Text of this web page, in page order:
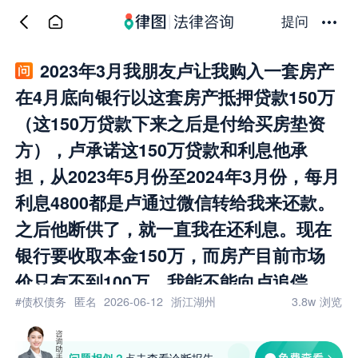
提问
2023年3月我朋友卢让我购入一套房产
在4月底向银行以这套房产抵押贷款150万
（这150万贷款下来之后是付给买房垫资
方），卢承诺这150万贷款和利息他承
担，从2023年5月份至2024年3月份，每月
利息4800都是卢通过微信转给我来还款。
之后他断供了，就一直我在还利息。现在
银行要收取本金150万，而房产目前市场
价只有不到100万。我能不能向卢追偿。
3.8w 浏览
#债权债务 匿名 2026-06-12 浙江湖州